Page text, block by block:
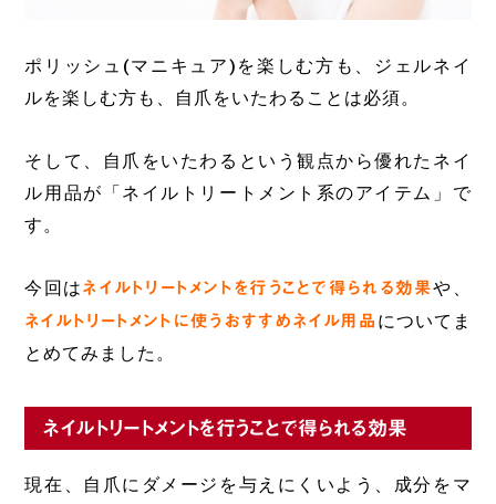
ポリッシュ(マニキュア)を楽しむ方も、ジェルネイ
ルを楽しむ方も、自爪をいたわることは必須。
そして、自爪をいたわるという観点から優れたネイ
ル用品が「ネイルトリートメント系のアイテム」で
す。
今回はネイルトリートメントを行うことで得られる効果や、
ネイルトリートメントに使うおすすめネイル用品 についてま
とめてみました。
ネイルトリートメントを行うことで得られる効果
現在、自爪にダメージを与えにくいよう、成分をマ